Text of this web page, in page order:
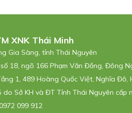
XNK Thái Minh
Gia Sàng, tỉnh Thái Nguyên
18, ngõ 166 Phạm Văn Đồng, Đông
1, 489 Hoàng Quốc Việt, Nghĩa Đô,
do Sở KH và ĐT Tỉnh Thái Nguyên cấp
099 912